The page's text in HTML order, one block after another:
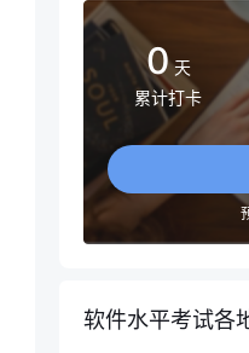
0 天
累计打卡
软件水平考试各